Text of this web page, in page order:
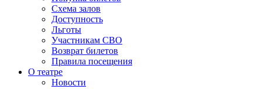
Схема залов
Доступность
Льготы
Участникам СВО
Возврат билетов
Правила посещения
О театре
Новости